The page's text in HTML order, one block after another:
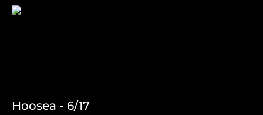
Hoosea - 6/17